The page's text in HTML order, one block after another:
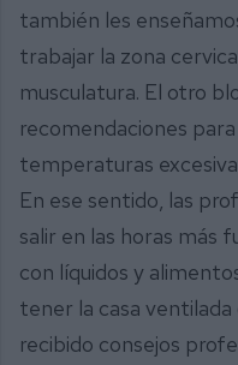
también les
trabajar la zona
musculatura. El otro
recomendaciones
temperaturas
En ese sentido, las
salir en las horas más
con líquidos y
tener la casa
recibido consejos